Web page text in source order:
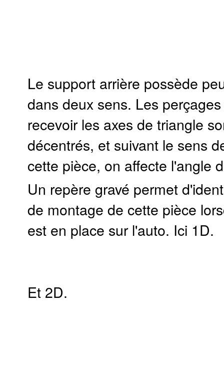
Le support arrière possède
dans deux sens. Les
recevoir les axes de triangle
décentrés, et suivant le sens
cette pièce, on affecte l'angle
Un repère gravé permet
de montage de cette pièce
est en place sur l'auto. Ici 1D.
Et 2D.